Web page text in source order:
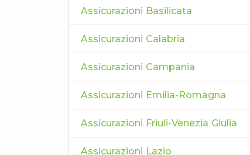
Assicurazioni Basilicata
Assicurazioni Calabria
Assicurazioni Campania
Assicurazioni Emilia-Romagna
Assicurazioni Friuli-Venezia Giulia
Assicurazioni Lazio